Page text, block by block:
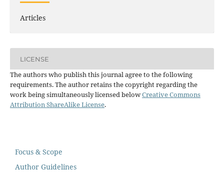
Articles
LICENSE
The authors who publish this journal agree to the following
requirements. The author retains the copyright regarding the
work being simultaneously licensed belowCreative Commons
Attribution ShareAlike License.
Focus & Scope
Author Guidelines